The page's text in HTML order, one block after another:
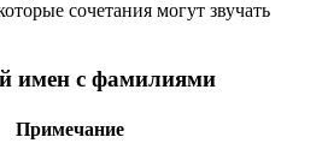
сочетания могут звучать
имен с фамилиями
Примечание